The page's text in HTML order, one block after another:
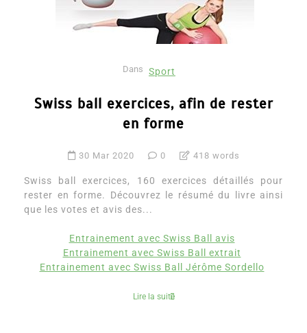
Dans Sport
Swiss ball exercices, afin de rester
en forme
30 Mar 2020 0 418 words
Swiss ball exercices, 160 exercices détaillés pour
rester en forme. Découvrez le résumé du livre ainsi
que les votes et avis des...
Entrainement avec Swiss Ball avis
Entrainement avec Swiss Ball extrait
Entrainement avec Swiss Ball Jérôme Sordello
Lire la suite